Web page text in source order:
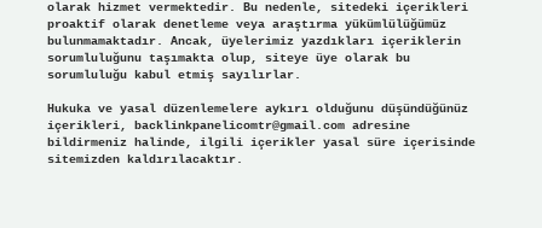
olarak hizmet vermektedir. Bu nedenle, sitedeki içerikleri
proaktif olarak denetleme veya araştırma yükümlülüğümüz
bulunmamaktadır. Ancak, üyelerimiz yazdıkları içeriklerin
sorumluluğunu taşımakta olup, siteye üye olarak bu
sorumluluğu kabul etmiş sayılırlar.
Hukuka ve yasal düzenlemelere aykırı olduğunu düşündüğünüz
içerikleri, backlinkpanelicomtr@gmail.comadresine
bildirmeniz halinde, ilgili içerikler yasal süre içerisinde
sitemizden kaldırılacaktır.